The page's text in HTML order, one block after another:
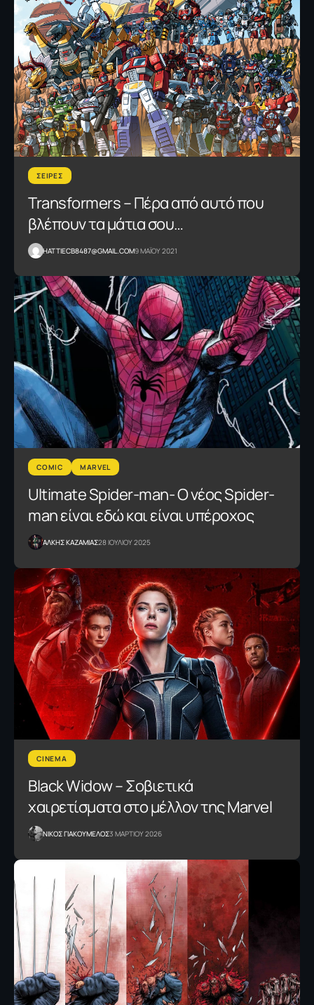
ΣΕΙΡΕΣ
Transformers – Πέρα από αυτό που
βλέπουν τα μάτια σου…
HATTIECB8487@GMAIL.COM9 ΜΑΪΟΥ 2021
COMIC MARVEL
Ultimate Spider-man- Ο νέος Spider-
man είναι εδώ και είναι υπέροχος
ΑΛΚΗΣ ΚΑΖΑΜΙΑΣ28 ΙΟΥΛΙΟΥ 2025
CINEMA
Black Widow – Σοβιετικά
χαιρετίσματα στο μέλλον της Marvel
NΙΚΟΣ ΓΙΑΚΟΥΜΕΛΟΣ3 ΜΑΡΤΙΟΥ 2026